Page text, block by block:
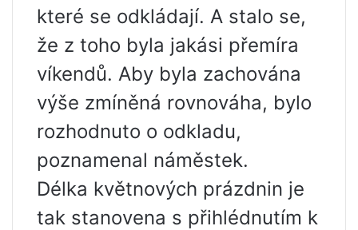
které se odkládají. A stalo se,
že z toho byla jakási přemíra
víkendů. Aby byla zachována
výše zmíněná rovnováha, bylo
rozhodnuto o odkladu,
poznamenal náměstek.
Délka květnových prázdnin je
tak stanovena s přihlédnutím k